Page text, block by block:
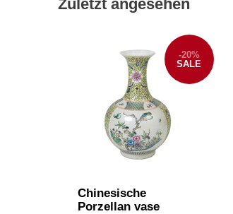
Zuletzt angesehen
Chinesische
Porzellan vase
-20%
SALE